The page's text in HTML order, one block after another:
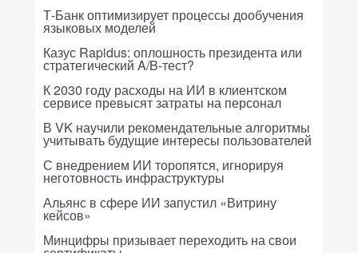
Т-Банк оптимизирует процессы дообучения
языковых моделей
Казус Rapidus: оплошность президента или
стратегический A/B-тест?
К 2030 году расходы на ИИ в клиентском
сервисе превысят затраты на персонал
В VK научили рекомендательные алгоритмы
учитывать будущие интересы пользователей
С внедрением ИИ торопятся, игнорируя
неготовность инфраструктуры
Альянс в сфере ИИ запустил «Витрину
кейсов»
Минцифры призывает переходить на свои